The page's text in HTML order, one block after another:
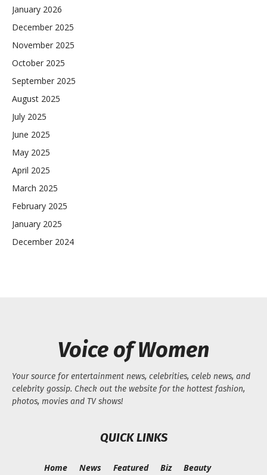
January 2026
December 2025
November 2025
October 2025
September 2025
August 2025
July 2025
June 2025
May 2025
April 2025
March 2025
February 2025
January 2025
December 2024
Voice of Women
Your source for entertainment news, celebrities, celeb news, and
celebrity gossip. Check out the website for the hottest fashion,
photos, movies and TV shows!
QUICK LINKS
Home News Featured Biz Beauty